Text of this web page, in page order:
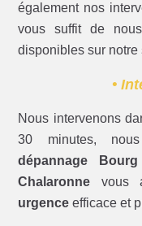
également nos
vous suffit de
disponibles sur notre
•
Nous intervenons
30 minutes,
dépannage
Chalaronne vous
urgence efficace et